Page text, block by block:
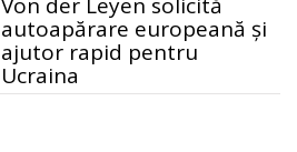
autoapărare europeană și
ajutor rapid pentru
Ucraina